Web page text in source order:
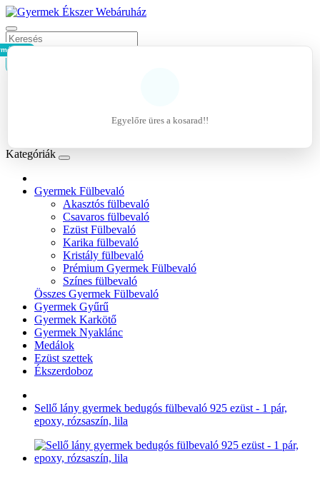
- 0Ft
Egyelőre üres a kosarad!!
Kategóriák
Gyermek Fülbevaló
Akasztós fülbevaló
Csavaros fülbevaló
Ezüst Fülbevaló
Karika fülbevaló
Kristály fülbevaló
Prémium Gyermek Fülbevaló
Színes fülbevaló
Összes Gyermek Fülbevaló
Gyermek Gyűrű
Gyermek Karkötő
Gyermek Nyaklánc
Medálok
Ezüst szettek
Ékszerdoboz
Sellő lány gyermek bedugós fülbevaló 925 ezüst - 1 pár,
epoxy, rózsaszín, lila